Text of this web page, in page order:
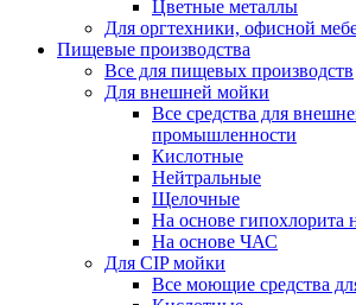
Цветные металлы
Для оргтехники, офисной
Пищевые производства
Все для пищевых производств
Для внешней мойки
Все средства для
промышленности
Кислотные
Нейтральные
Щелочные
На основе гипохлорита
На основе ЧАС
Для CIP мойки
Все моющие средства